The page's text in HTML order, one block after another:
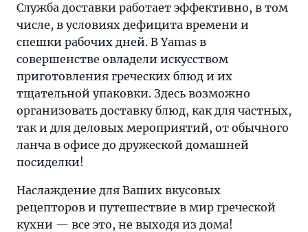
Служба доставки работает эффективно, в том
числе, в условиях дефицита времени и
спешки рабочих дней. В Yamas в
совершенстве овладели искусством
приготовления греческих блюд и их
тщательной упаковки. Здесь возможно
организовать доставку блюд, как для частных,
так и для деловых мероприятий, от обычного
ланча в офисе до дружеской домашней
посиделки!
Наслаждение для Ваших вкусовых
рецепторов и путешествие в мир греческой
кухни — все это, не выходя из дома!